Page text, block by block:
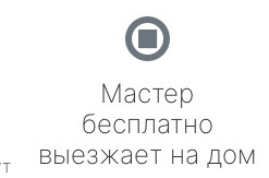
Мастер
бесплатно
выезжает на дом